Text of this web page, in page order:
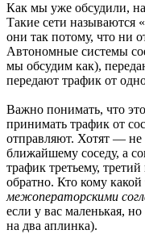
Как мы уже обсудили,
Такие сети называются
они так потому, что ни
Автономные системы
мы обсудим как),
передают трафик от
Важно понимать, что
принимать трафик от
отправляют. Хотят — не
ближайшему соседу, а
трафик третьему,
обратно. Кто кому какой
межоператорскими
если у вас маленькая,
на два аплинка).